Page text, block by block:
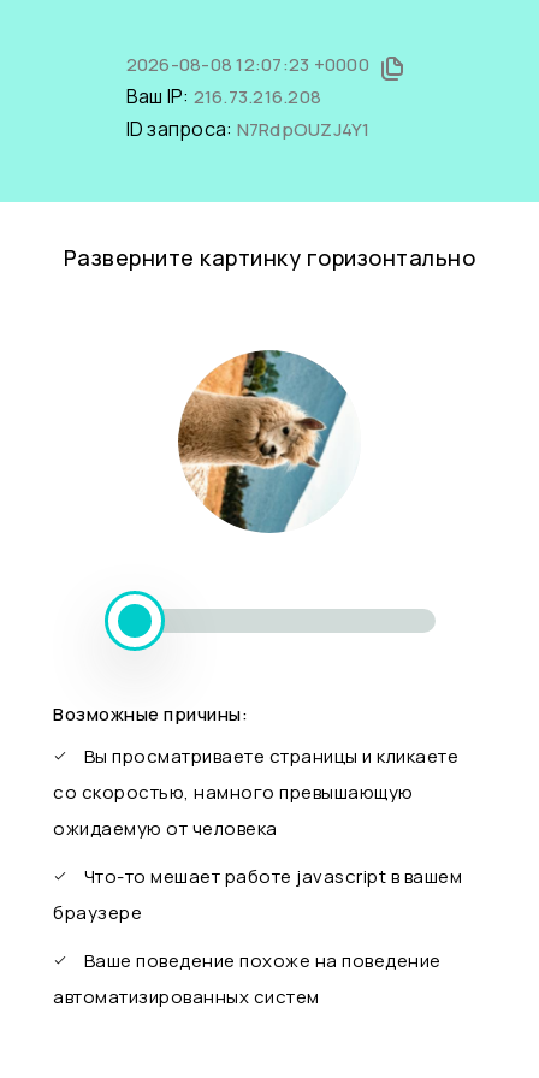
2026-08-08 12:07:23 +0000
Ваш IP: 216.73.216.208
ID запроса: N7RdpOUZJ4Y1
Разверните картинку горизонтально
Возможные причины:
Вы просматриваете страницы и кликаете
со скоростью, намного превышающую
ожидаемую от человека
Что-то мешает работе javascript в вашем
браузере
Ваше поведение похоже на поведение
автоматизированных систем